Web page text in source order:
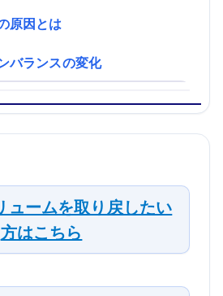
原因とは
バランスの変化
ュームを取り戻したい
方はこちら